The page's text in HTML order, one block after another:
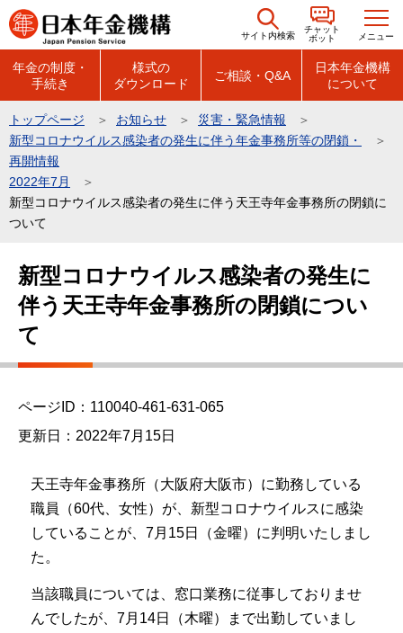
こ
の
の
先
頭
で
サイト内検索
チャット
ボット
メニュー
年金の制度・
手続き
様式の
ダウンロード
ご相談・Q&A
日本年金機構
について
トップページ お知らせ
災害・緊急情報
新型コロナウイルス感染者の発生に伴う年金事務所等の閉鎖・
再開情報
2022年7月
新型コロナウイルス感染者の発生に伴う天王寺年金事務所の閉鎖に
ついて
新型コロナウイルス感染者の発生に
伴う天王寺年金事務所の閉鎖につい
て
ページID：110040-461-631-065
更新日：2022年7月15日
天王寺年金事務所（大阪府大阪市）に勤務している
職員（60代、女性）が、新型コロナウイルスに感染
していることが、7月15日（金曜）に判明いたしまし
た。
当該職員については、窓口業務に従事しておりませ
んでしたが、7月14日（木曜）まで出勤していまし